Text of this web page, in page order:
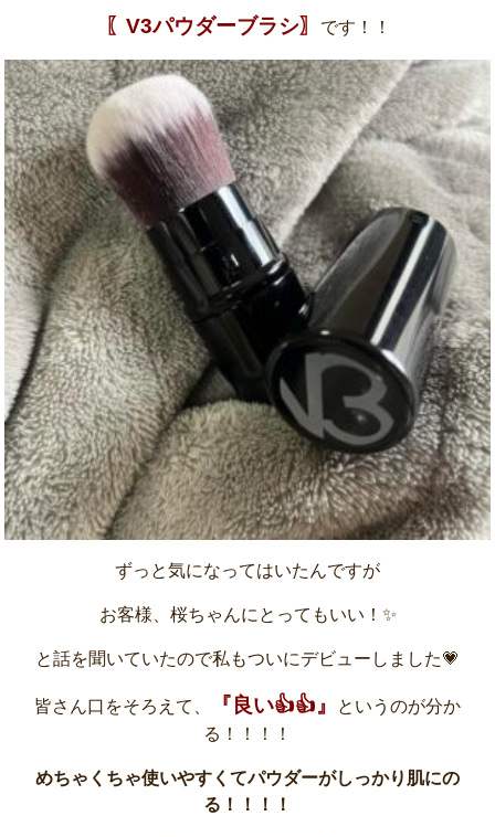
〖V3パウダーブラシ〗 です！！
ずっと気になってはいたんですが
お客様、桜ちゃんにとってもいい！✨
と話を聞いていたので私もついにデビューしました💗
皆さん口をそろえて、 『良い👍👍』
というのが分か
る！！！！
めちゃくちゃ使いやすくてパウダーがしっかり肌にの
る！！！！